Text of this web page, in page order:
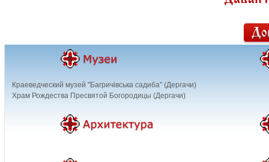
Краеведческий музей "Багричівська садиба" (Дергачи)
Храм Рождества Пресвятой Богородицы (Дергачи)